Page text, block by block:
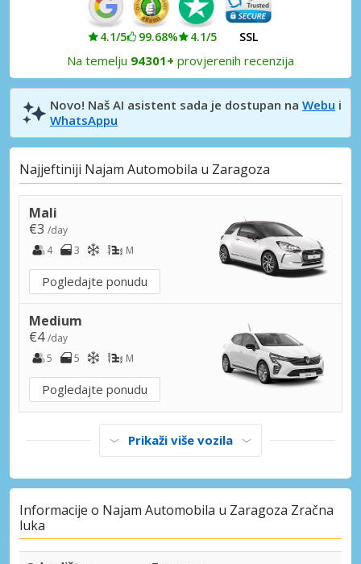
4.1/5 99.68% 4.1/5 SSL
Na temelju 94301+ provjerenih recenzija
Novo! Naš AI asistent sada je dostupan na Webu i
WhatsAppu
Najjeftiniji Najam Automobila u Zaragoza
Mali
€3 /day
4
3 M
Pogledajte ponudu
Medium
€4/day
5
5 M
Pogledajte ponudu
Prikaži više vozila
Informacije o Najam Automobila u Zaragoza Zračna
luka